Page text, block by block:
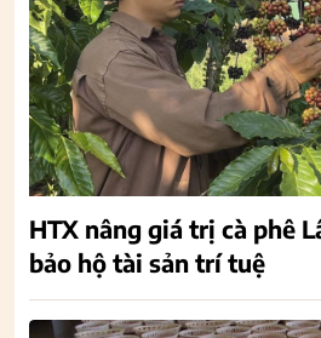
HTX nâng giá trị cà phê
bảo hộ tài sản trí tuệ